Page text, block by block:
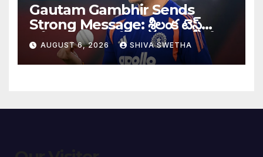
Gautam Gambhir Sends
Strong Message: శ్రీలంక టెస్ట్
సిరీస్‌కు ముందు టీమిండియాకు గంభీర్
వార్నింగ్…
AUGUST 6, 2026 SHIVA SWETHA